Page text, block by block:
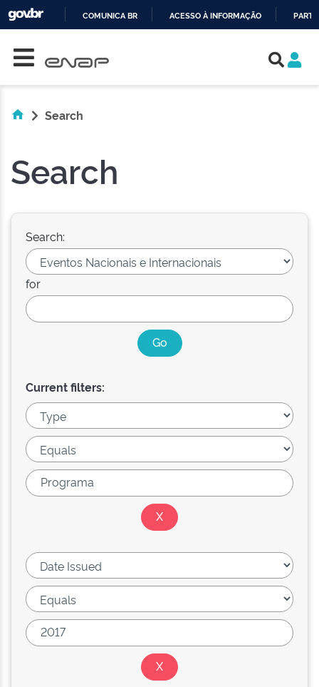
COMUNICA BR ACESSO À INFORMAÇÃO
Search
Search
Search:
for
Current filters: